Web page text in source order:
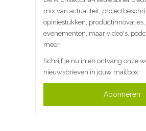
mix van actualiteit,
opiniestukken,
evenementen, maar video's,
meer.
Schrijf je nu in en ontvang onze
nieuwsbrieven in jouw mailbox.
Abonneren